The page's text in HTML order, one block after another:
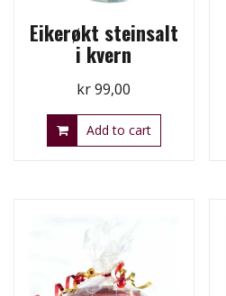
Eikerøkt steinsalt
i kvern
kr99,00
Add to cart